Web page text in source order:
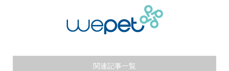
関連記事一覧